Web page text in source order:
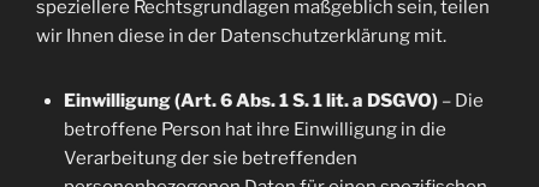
speziellere Rechtsgrundlagen maßgeblich sein, teilen
wir Ihnen diese in der Datenschutzerklärung mit.
Einwilligung (Art. 6 Abs. 1 S. 1 lit. a DSGVO)– Die
betroffene Person hat ihre Einwilligung in die
Verarbeitung der sie betreffenden